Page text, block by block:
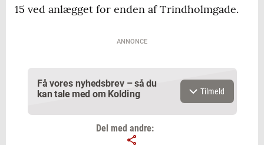
15 ved anlægget for enden af Trindholmgade.
ANNONCE
Få vores nyhedsbrev – så du
kan tale med om Kolding
Tilmeld
Del med andre: